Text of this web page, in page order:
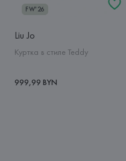
FW'26
Liu Jo
Куртка в стиле Teddy
999,99 BYN